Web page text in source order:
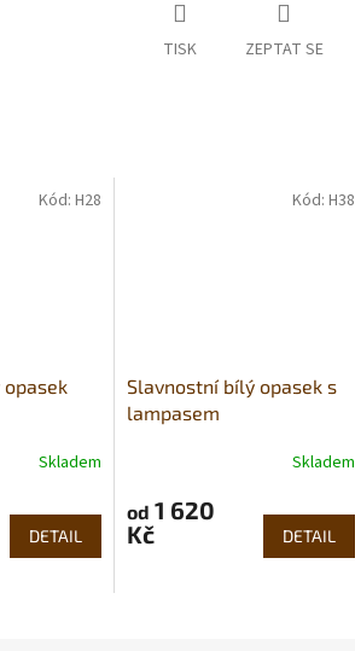
TISK ZEPTAT SE
Skladem
DETAIL
Kód: H28
Slavnostní bílý opasek s
lampasem
Skladem
od 1 620
Kč
DETAIL
Kód:H38